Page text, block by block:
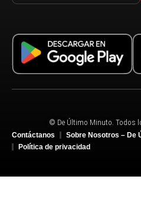
© De Último Minuto. Todos
Contáctanos
Sobre Nosotros – De
Política de privacidad